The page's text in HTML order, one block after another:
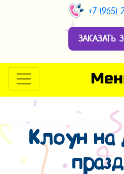
+7 (965)
ЗАКАЗАТЬ
Клоун на